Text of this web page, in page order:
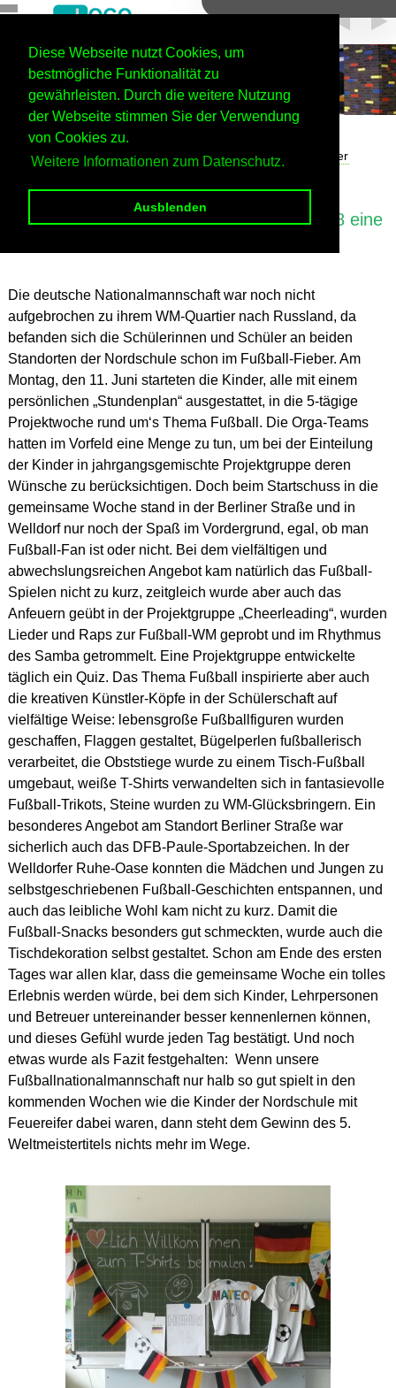
Diese Webseite nutzt Cookies, um
bestmögliche Funktionalität zu
gewährleisten. Durch die weitere Nutzung
der Webseite stimmen Sie der Verwendung
von Cookies zu.
Weitere Informationen zum Datenschutz.
Ausblenden
Home Unsere Schule
Projektwoche an beiden Standorten
Alle im Fußballfieber
In der Nordschule dreht sich im Juni 2018 eine
Die deutsche Nationalmannschaft war noch nicht
aufgebrochen zu ihrem WM-Quartier nach Russland, da
befanden sich die Schülerinnen und Schüler an beiden
Standorten der Nordschule schon im Fußball-Fieber. Am
Montag, den 11. Juni starteten die Kinder, alle mit einem
persönlichen „Stundenplan“ ausgestattet, in die 5-tägige
Projektwoche rund um‘s Thema Fußball. Die Orga-Teams
hatten im Vorfeld eine Menge zu tun, um bei der Einteilung
der Kinder in jahrgangsgemischte Projektgruppe deren
Wünsche zu berücksichtigen. Doch beim Startschuss in die
gemeinsame Woche stand in der Berliner Straße und in
Welldorf nur noch der Spaß im Vordergrund, egal, ob man
Fußball-Fan ist oder nicht. Bei dem vielfältigen und
abwechslungsreichen Angebot kam natürlich das Fußball-
Spielen nicht zu kurz, zeitgleich wurde aber auch das
Anfeuern geübt in der Projektgruppe „Cheerleading“, wurden
Lieder und Raps zur Fußball-WM geprobt und im Rhythmus
des Samba getrommelt. Eine Projektgruppe entwickelte
täglich ein Quiz. Das Thema Fußball inspirierte aber auch
die kreativen Künstler-Köpfe in der Schülerschaft auf
vielfältige Weise: lebensgroße Fußballfiguren wurden
geschaffen, Flaggen gestaltet, Bügelperlen fußballerisch
verarbeitet, die Obststiege wurde zu einem Tisch-Fußball
umgebaut, weiße T-Shirts verwandelten sich in fantasievolle
Fußball-Trikots, Steine wurden zu WM-Glücksbringern. Ein
besonderes Angebot am Standort Berliner Straße war
sicherlich auch das DFB-Paule-Sportabzeichen. In der
Welldorfer Ruhe-Oase konnten die Mädchen und Jungen zu
selbstgeschriebenen Fußball-Geschichten entspannen, und
auch das leibliche Wohl kam nicht zu kurz. Damit die
Fußball-Snacks besonders gut schmeckten, wurde auch die
Tischdekoration selbst gestaltet. Schon am Ende des ersten
Tages war allen klar, dass die gemeinsame Woche ein tolles
Erlebnis werden würde, bei dem sich Kinder, Lehrpersonen
und Betreuer untereinander besser kennenlernen können,
und dieses Gefühl wurde jeden Tag bestätigt. Und noch
etwas wurde als Fazit festgehalten: Wenn unsere
Fußballnationalmannschaft nur halb so gut spielt in den
kommenden Wochen wie die Kinder der Nordschule mit
Feuereifer dabei waren, dann steht dem Gewinn des 5.
Weltmeistertitels nichts mehr im Wege.